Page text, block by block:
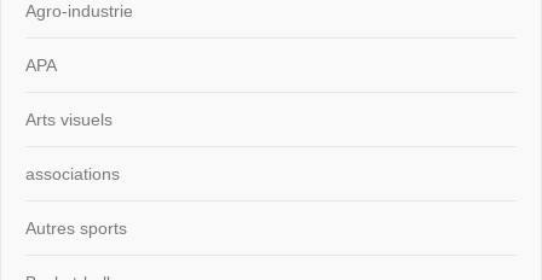
Agro-industrie
APA
Arts visuels
associations
Autres sports